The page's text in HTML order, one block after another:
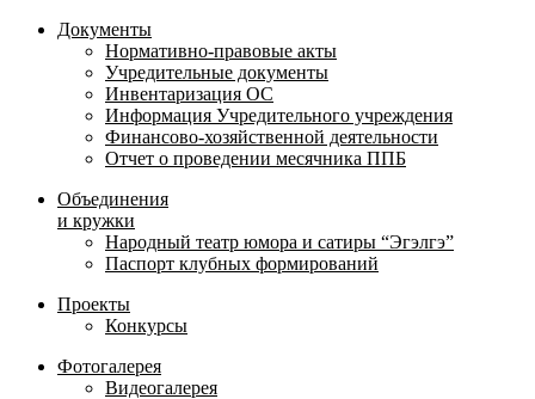
Документы
Нормативно-правовые акты
Учредительные документы
Инвентаризация ОС
Информация Учредительного учреждения
Финансово-хозяйственной деятельности
Отчет о проведении месячника ППБ
Объединения
и кружки
Народный театр юмора и сатиры “Эгэлгэ”
Паспорт клубных формирований
Проекты
Конкурсы
Фотогалерея
Видеогалерея